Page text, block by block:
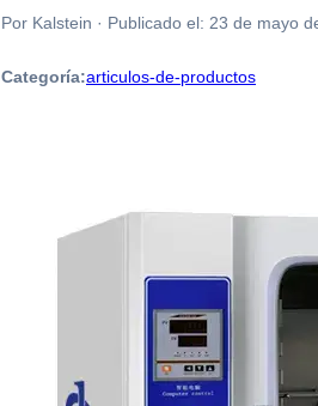
Por Kalstein · Publicado el: 23 de mayo
Categoría:articulos-de-productos